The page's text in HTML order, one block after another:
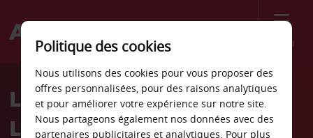
Menu
Welcome
AvisLocation de voiture Jesolo
Lido
Politique des cookies
Nous utilisons des cookies pour vous proposer des
offres personnalisées, pour des raisons analytiques
et pour améliorer votre expérience sur notre site.
Nous partageons également nos données avec des
partenaires publicitaires et analytiques. Pour plus